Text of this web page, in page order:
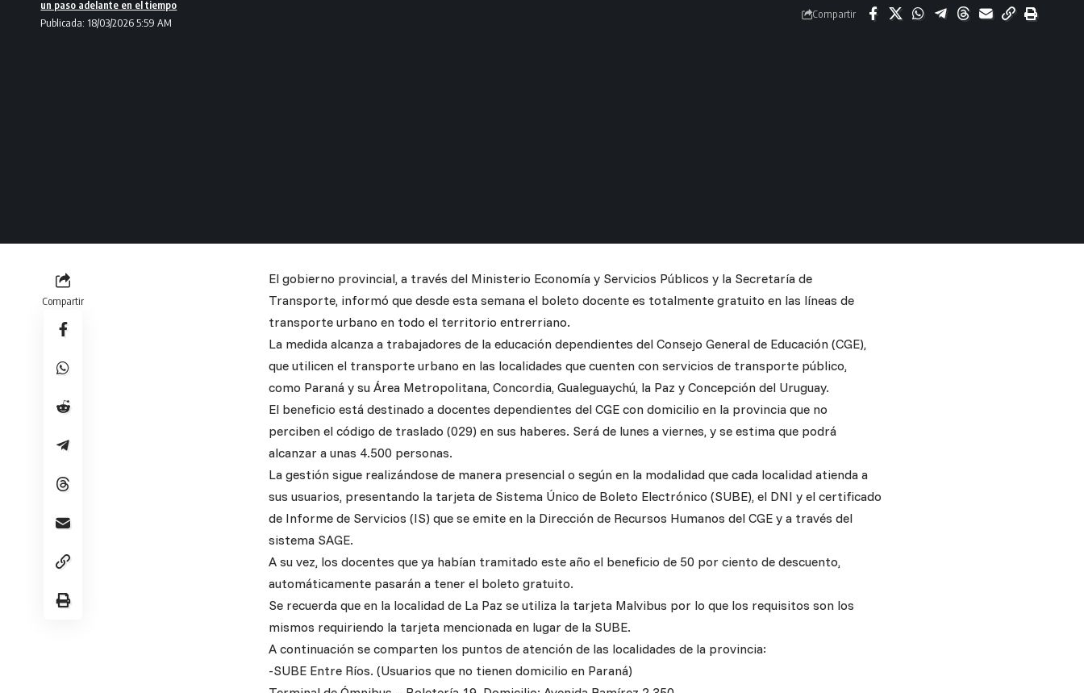
Publicada: 18/03/2026 5:59 AM
un paso adelante en el tiempo
Compartir
Compartir
El gobierno provincial, a través del Ministerio Economía y Servicios Públicos y la Secretaría de
Transporte, informó que desde esta semana el boleto docente es totalmente gratuito en las líneas de
transporte urbano en todo el territorio entrerriano.
La medida alcanza a trabajadores de la educación dependientes del Consejo General de Educación (CGE),
que utilicen el transporte urbano en las localidades que cuenten con servicios de transporte público,
como Paraná y su Área Metropolitana, Concordia, Gualeguaychú, la Paz y Concepción del Uruguay.
El beneficio está destinado a docentes dependientes del CGE con domicilio en la provincia que no
perciben el código de traslado (029) en sus haberes. Será de lunes a viernes, y se estima que podrá
alcanzar a unas 4.500 personas.
La gestión sigue realizándose de manera presencial o según en la modalidad que cada localidad atienda a
sus usuarios, presentando la tarjeta de Sistema Único de Boleto Electrónico (SUBE), el DNI y el certificado
de Informe de Servicios (IS) que se emite en la Dirección de Recursos Humanos del CGE y a través del
sistema SAGE.
A su vez, los docentes que ya habían tramitado este año el beneficio de 50 por ciento de descuento,
automáticamente pasarán a tener el boleto gratuito.
Se recuerda que en la localidad de La Paz se utiliza la tarjeta Malvibus por lo que los requisitos son los
mismos requiriendo la tarjeta mencionada en lugar de la SUBE.
A continuación se comparten los puntos de atención de las localidades de la provincia:
-SUBE Entre Ríos. (Usuarios que no tienen domicilio en Paraná)